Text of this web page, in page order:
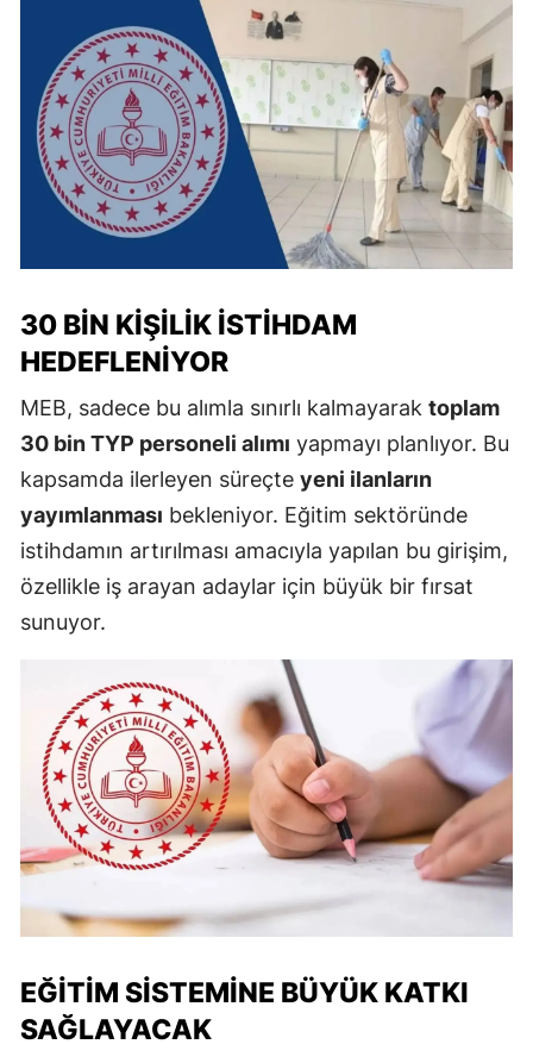
30 BIN KIŞILIK İSTIHDAM
HEDEFLENIYOR
MEB, sadece bu alımla sınırlı kalmayarak toplam
30 bin TYP personeli alımı yapmayı planlıyor. Bu
kapsamda ilerleyen süreçte yeni ilanların
yayımlanması bekleniyor. Eğitim sektöründe
istihdamın artırılması amacıyla yapılan bu girişim,
özellikle iş arayan adaylar için büyük bir fırsat
sunuyor.
EĞITIM SISTEMINE BÜYÜK KATKI
SAĞLAYACAK